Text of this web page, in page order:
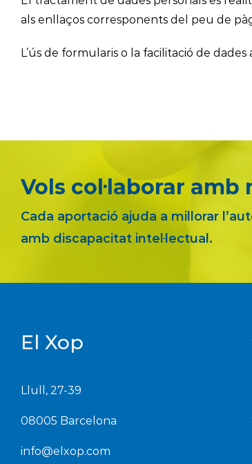
als enllaços corresponents del peu de
L’ús de formularis o la facilitació de
Vols col·laborar amb
Cada aportació ajuda a millorar
amb discapacitat intel·lectual.
El Xop
Llull, 27-39
08005 Barcelona
info@elxop.com